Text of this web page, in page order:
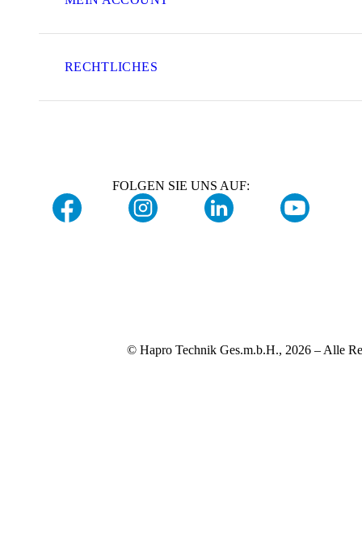
RECHTLICHES
FOLGEN SIE UNS AUF:
© Hapro Technik Ges.m.b.H., 2026 – Alle